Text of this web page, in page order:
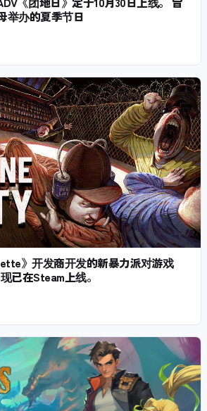
举办的夏季节日
》开发商开发的新暴力派对游戏
已在Steam上线。